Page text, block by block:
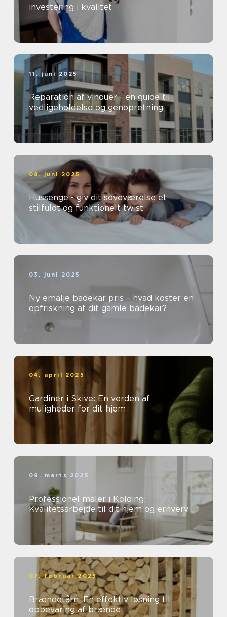
investering i kvalitet
11. juni 2025
Reparation af vinduer - en guide til
vedligeholdelse og genopretning
08. juni 2025
Hussenge - giv dit soveværelse et
stilfuldt og funktionelt twist
03. juni 2025
Ny emalje badekar pris – hvad koster en
opfriskning af dit gamle badekar?
04. april 2025
Gardiner i Skive: En verden af
muligheder for dit hjem
09. marts 2025
Professionel maler i Kolding:
Kvalitetsarbejde til dit hjem og erhverv
07. februar 2025
Brændetårn: En effektiv løsning til
opbevaring af brænde